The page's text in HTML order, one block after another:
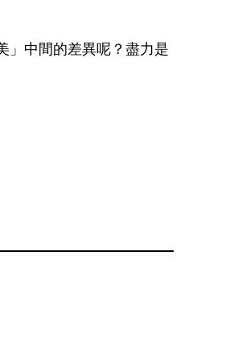
」中間的差異呢？盡力是